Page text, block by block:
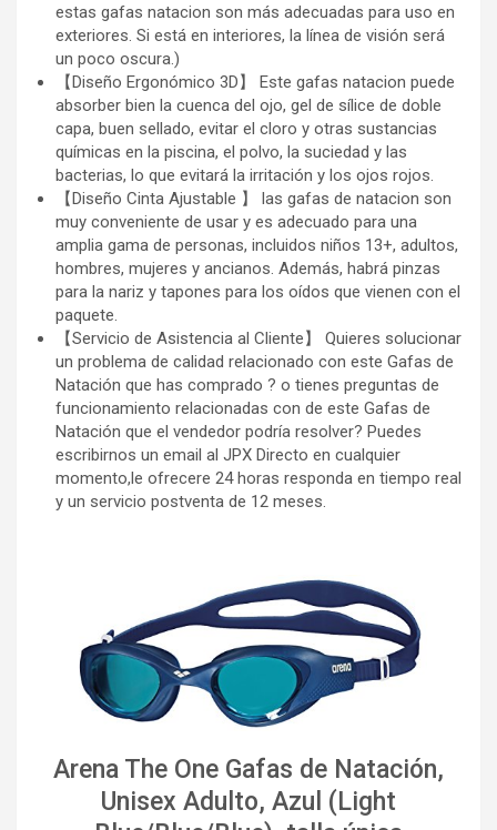
estas gafas natacion son más adecuadas para uso en
exteriores. Si está en interiores, la línea de visión será
un poco oscura.)
【Diseño Ergonómico 3D】 Este gafas natacion puede
absorber bien la cuenca del ojo, gel de sílice de doble
capa, buen sellado, evitar el cloro y otras sustancias
químicas en la piscina, el polvo, la suciedad y las
bacterias, lo que evitará la irritación y los ojos rojos.
【Diseño Cinta Ajustable 】 las gafas de natacion son
muy conveniente de usar y es adecuado para una
amplia gama de personas, incluidos niños 13+, adultos,
hombres, mujeres y ancianos. Además, habrá pinzas
para la nariz y tapones para los oídos que vienen con el
paquete.
【Servicio de Asistencia al Cliente】 Quieres solucionar
un problema de calidad relacionado con este Gafas de
Natación que has comprado ? o tienes preguntas de
funcionamiento relacionadas con de este Gafas de
Natación que el vendedor podría resolver? Puedes
escribirnos un email al JPX Directo en cualquier
momento,le ofrecere 24 horas responda en tiempo real
y un servicio postventa de 12 meses.
Arena The One Gafas de Natación,
Unisex Adulto, Azul (Light